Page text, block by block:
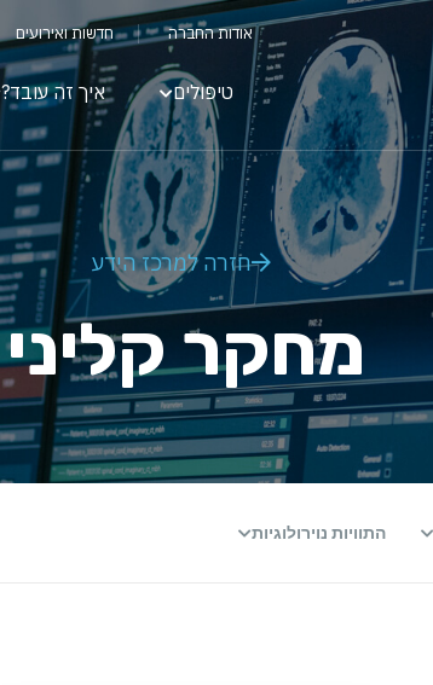
אודות החברה חדשות ואירועים
איך זה עובד? טיפולים
חזרה למרכז הידע
מחקר קליני
התוויות נוירולוגיות